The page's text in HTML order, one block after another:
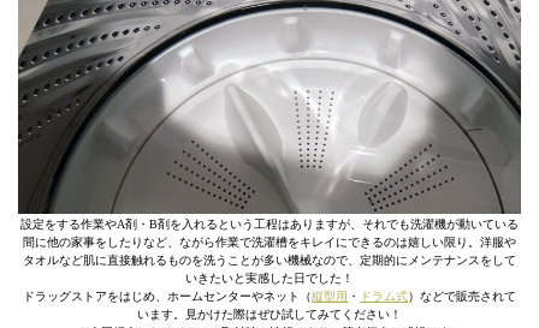
設定をする作業やA剤・B剤を入れるという工程はありますが、それでも洗濯機が動いている
間に他の家事をしたりなど、ながら作業で洗濯槽をキレイにできるのは嬉しい限り。洋服や
タオルなど肌に直接触れるものを洗うことが多い機械なので、定期的にメンテナンスをして
いきたいと実感した日でした！
ドラッグストアをはじめ、ホームセンターやネット（縦型用 ・ ドラム式）などで販売されて
います。見かけた際はぜひ試してみてください！